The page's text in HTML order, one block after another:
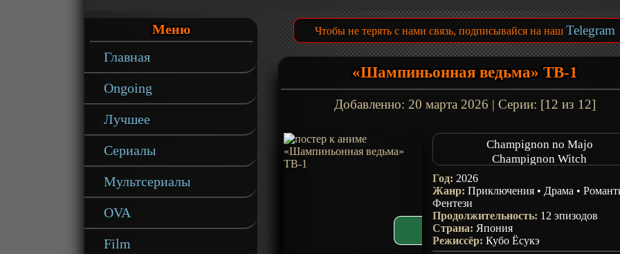
Меню
Главная
Ongoing
Лучшее
Сериалы
Мультсериалы
OVA
Film
Чтобы не терять с нами связь, подписывайся на наш Telegram
«Шампиньонная ведьма» ТВ-1
Добавленно: 20 марта 2026 | Серии: [12 из 12]
Champignon no Majo
Champignon Witch
Год: 2026
Жанр:Приключения • Драма •
Фентези
Продолжительность: 12 эпизодов
Страна: Япония
Режиссёр:Кубо Ёсукэ